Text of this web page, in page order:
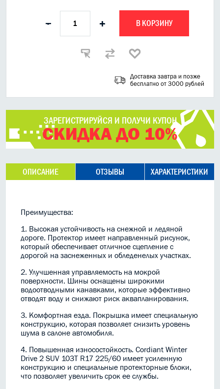
- + В КОРЗИНУ
Доставка завтра и позже
бесплатно от 3000 рублей
ЗАРЕГИСТРИРУЙСЯ И ПОЛУЧИ КУПОН
СКИДКА ДО 10%
ОПИСАНИЕ ОТЗЫВЫ ХАРАКТЕРИСТИКИ
Преимущества:
1. Высокая устойчивость на снежной и ледяной
дороге. Протектор имеет направленный рисунок,
который обеспечивает отличное сцепление с
дорогой на заснеженных и обледенелых участках.
2. Улучшенная управляемость на мокрой
поверхности. Шины оснащены широкими
водоотводными канавками, которые эффективно
отводят воду и снижают риск аквапланирования.
3. Комфортная езда. Покрышка имеет специальную
конструкцию, которая позволяет снизить уровень
шума в салоне автомобиля.
4. Повышенная износостойкость. Cordiant Winter
Drive 2 SUV 103T R17 225/60 имеет усиленную
конструкцию и специальные протекторные блоки,
что позволяет увеличить срок ее службы.